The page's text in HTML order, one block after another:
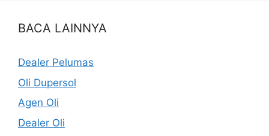
BACA LAINNYA
Dealer Pelumas
Oli Dupersol
Agen Oli
Dealer Oli